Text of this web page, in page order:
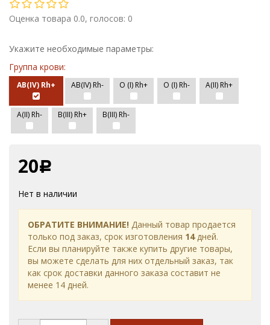
Оценка товара 0.0, голосов: 0
Укажите необходимые параметры:
Группа крови:
AB(IV) Rh+ AB(IV) Rh- O (I) Rh+ O (I) Rh- А(II) Rh+
А(II) Rh- В(III) Rh+ В(III) Rh-
20Р
Нет в наличии
ОБРАТИТЕ ВНИМАНИЕ! Данный товар продается
только под заказ, срок изготовления 14дней.
Если вы планируйте также купить другие товары,
вы можете сделать для них отдельный заказ, так
как срок доставки данного заказа составит не
менее 14 дней.